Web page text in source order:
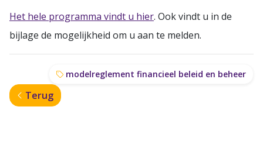
Het hele programma vindt u hier. Ook vindt u in de
bijlage de mogelijkheid om u aan te melden.
modelreglement financieel beleid en beheer
Terug